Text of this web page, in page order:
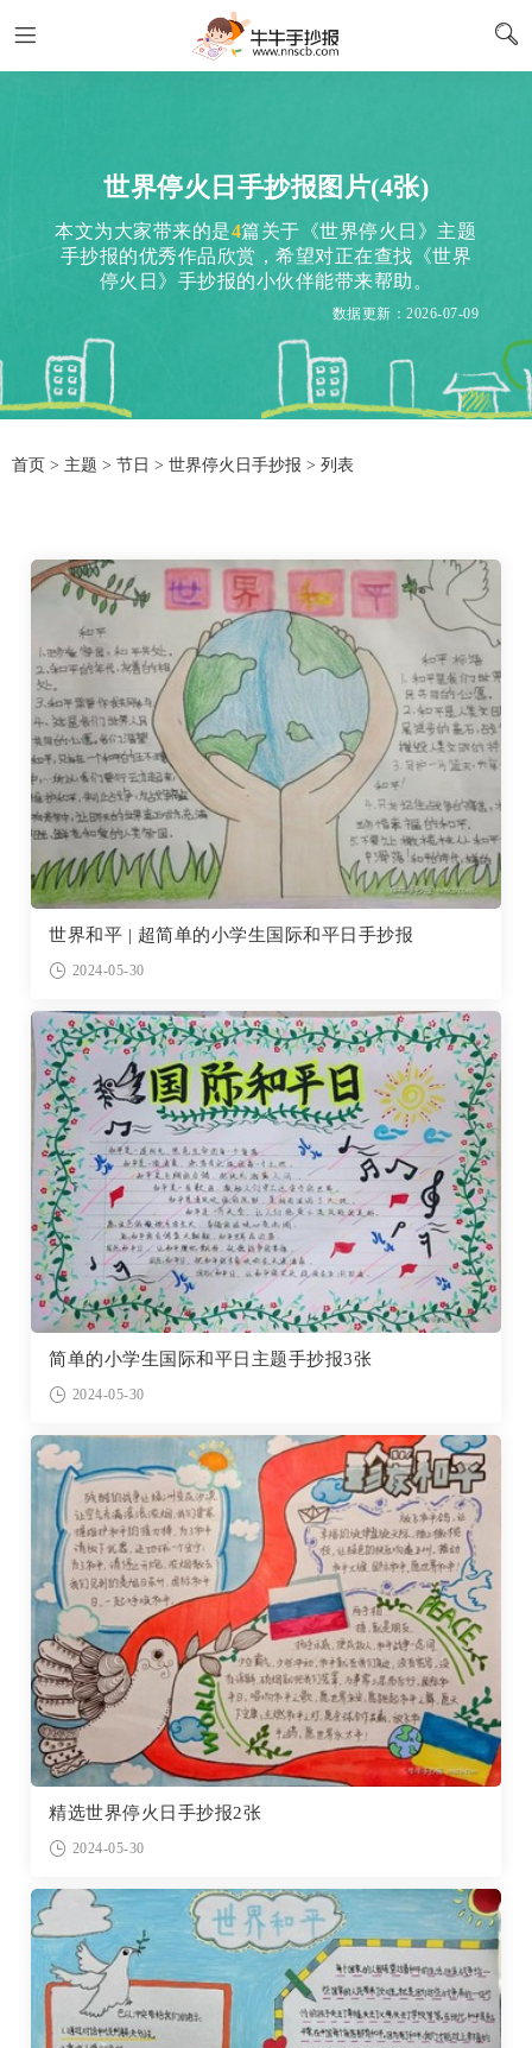
世界停火日手抄报图片(4张)
本文为大家带来的是4篇关于《世界停火日》主题
手抄报的优秀作品欣赏，希望对正在查找《世界
停火日》手抄报的小伙伴能带来帮助。
数据更新：2026-07-09
首页 > 主题 > 节日 > 世界停火日手抄报 > 列表
世界和平 | 超简单的小学生国际和平日手抄报
2024-05-30
简单的小学生国际和平日主题手抄报3张
2024-05-30
精选世界停火日手抄报2张
2024-05-30